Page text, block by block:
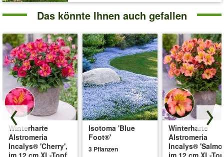
Das könnte Ihnen auch gefallen
Winterharte
Alstromeria
Incalys® 'Cherry',
im 12 cm XL-Topf
Isotoma 'Blue
Foot®'
3 Pflanzen
Winterharte
Alstromeria
Incalys®
im 12 cm XL-